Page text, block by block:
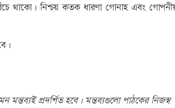
থাকো। নিশ্চয় কতক ধারণা গোনাহ এবং
প্রদর্শিত হবে। মন্তব্যগুলো পাঠকের নিজস্ব